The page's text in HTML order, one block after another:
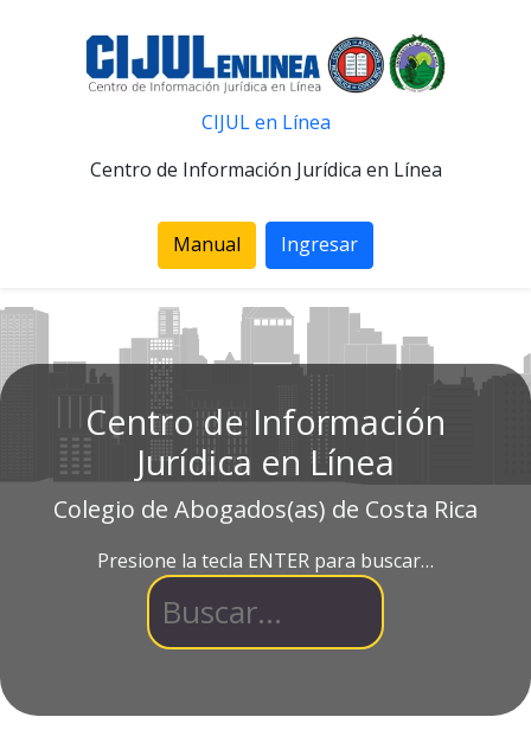
CIJUL en Línea
Centro de Información Jurídica en Línea
Manual Ingresar
Centro de Información
Jurídica en Línea
Colegio de Abogados(as) de Costa Rica
Presione la tecla ENTER para buscar…